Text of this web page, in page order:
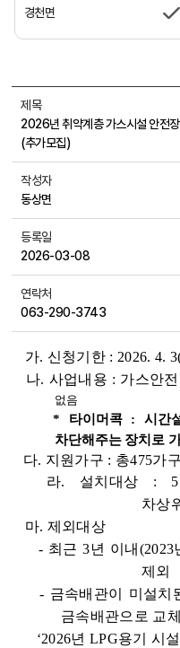
경천면
제목
2026년 취약계층 가스시설 안전
(추가모집)
작성자
동상면
등록일
2026-03-08
연락처
063-290-3743
가. 신청기한 : 2026. 4.
나. 사업내용 : 가스안
없음
* 타이머콕 : 시간
차단해주는 장치로
다. 지원가구 : 총475가
라. 설치대상 : 55
차상
마. 제외대상
- 최근 3년 이내(2023
제외
- 금속배관이 미설치
금속배관으로 교
‘2026년 LPG용기 시